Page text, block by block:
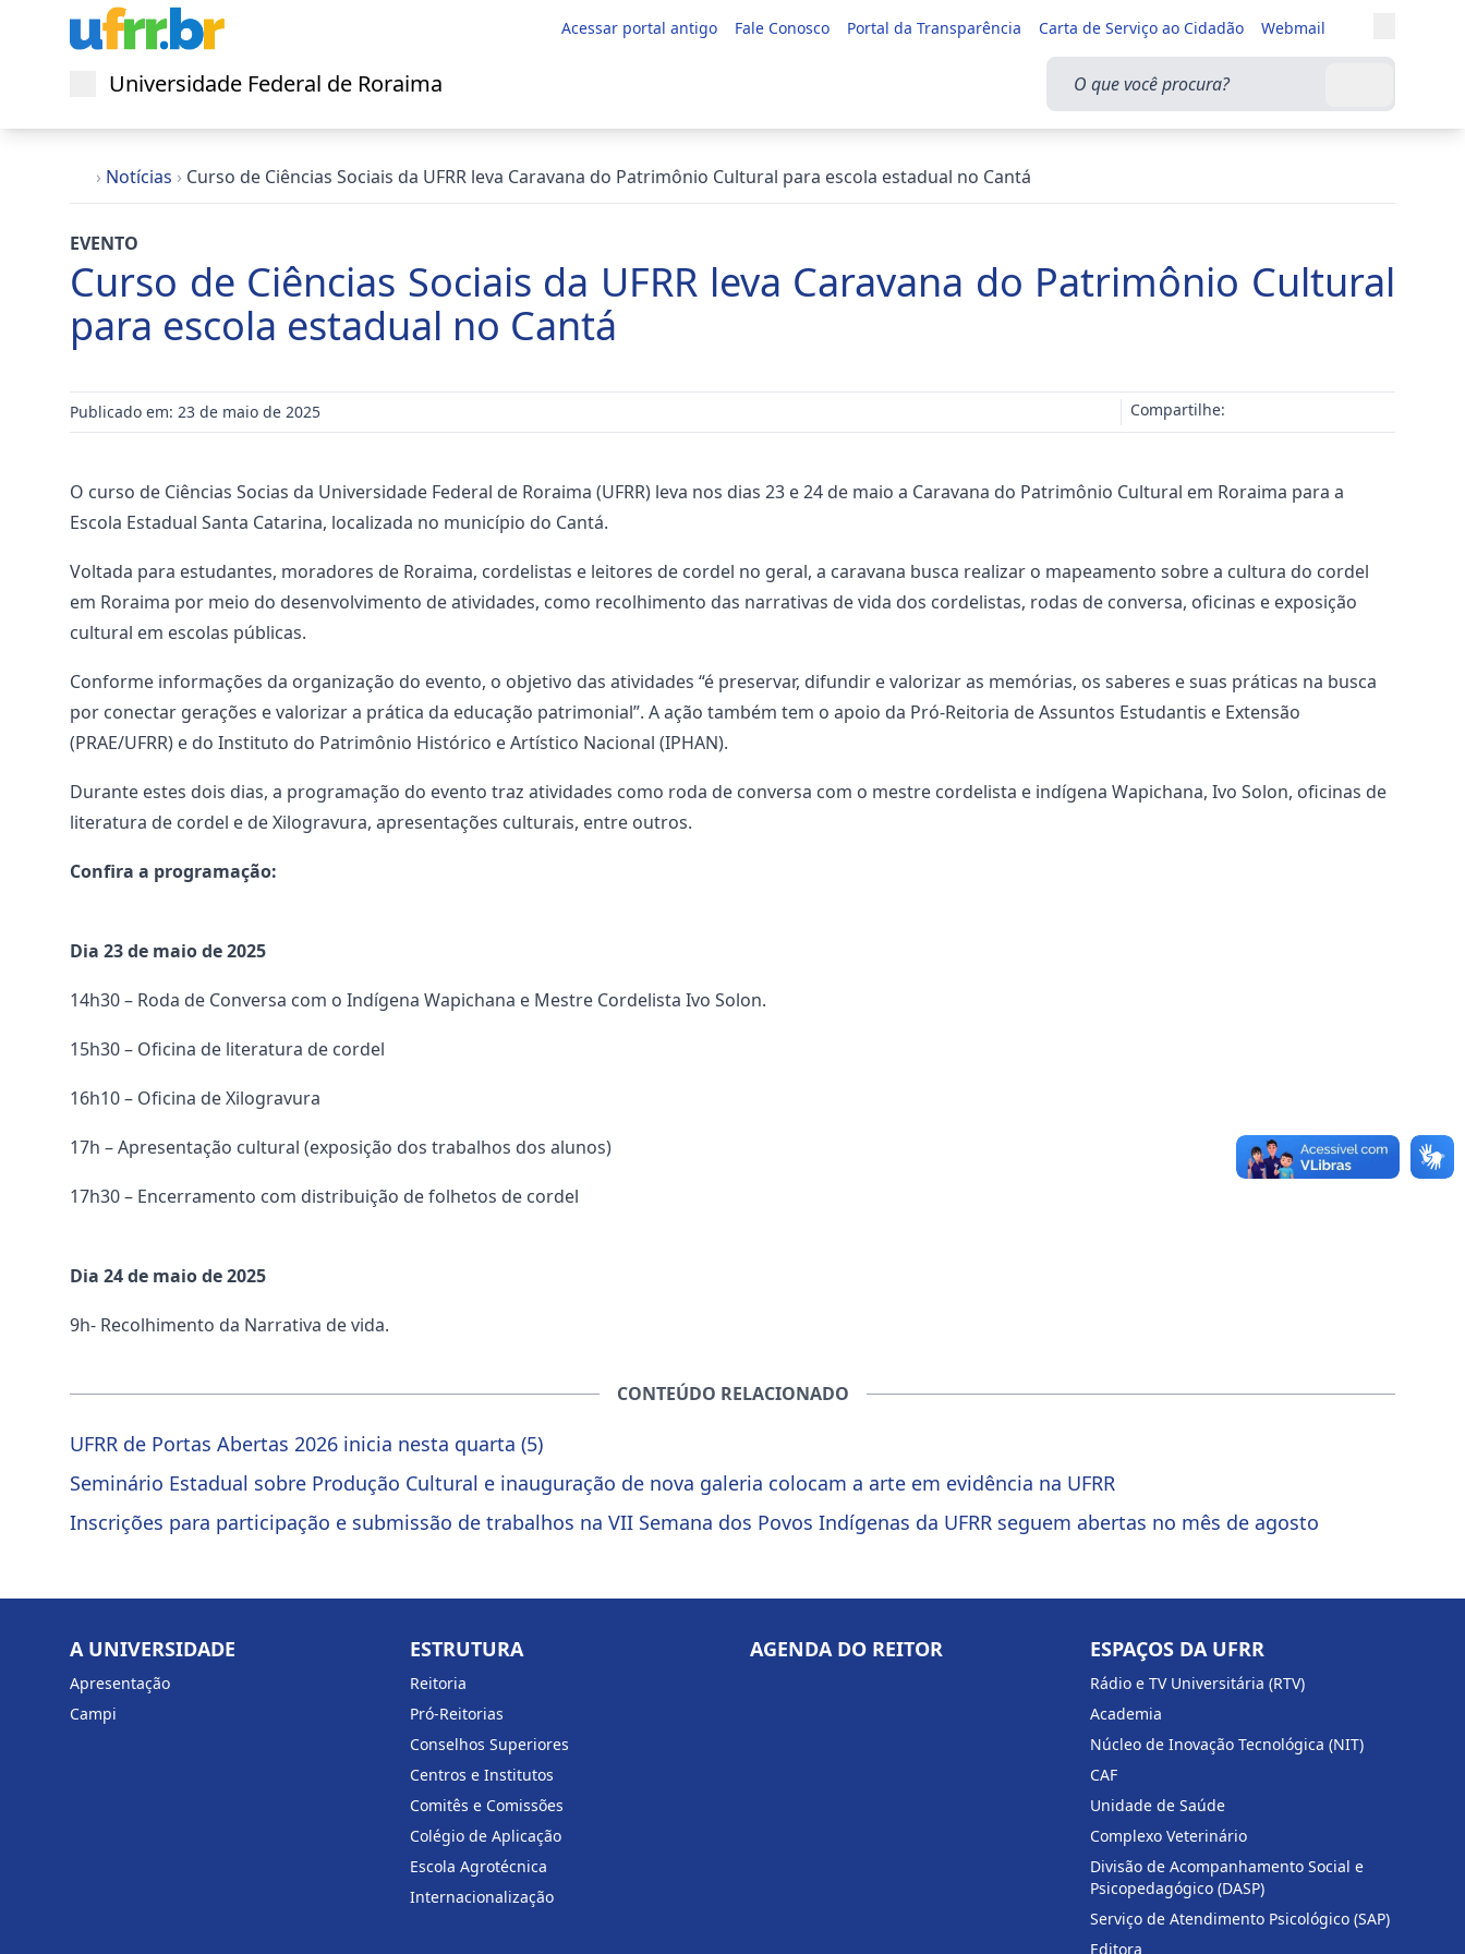
Acessar portal antigo Fale Conosco Portal da Transparência Carta de Serviço ao Cidadão Webmail
Alternar
Abrir menu
Universidade Federal de Roraima
O que você procura?
Buscar
› Notícias › Curso de Ciências Sociais da UFRR leva Caravana do Patrimônio Cultural para escola estadual no Cantá
EVENTO
Curso de Ciências Sociais da UFRR leva Caravana do Patrimônio Cultural
para escola estadual no Cantá
Publicado em: 23 de maio de 2025 Compartilhe:
O curso de Ciências Socias da Universidade Federal de Roraima (UFRR) leva nos dias 23 e 24 de maio a Caravana do Patrimônio Cultural em Roraima para a
Escola Estadual Santa Catarina, localizada no município do Cantá.
Voltada para estudantes, moradores de Roraima, cordelistas e leitores de cordel no geral, a caravana busca realizar o mapeamento sobre a cultura do cordel
em Roraima por meio do desenvolvimento de atividades, como recolhimento das narrativas de vida dos cordelistas, rodas de conversa, oficinas e exposição
cultural em escolas públicas.
Conforme informações da organização do evento, o objetivo das atividades “é preservar, difundir e valorizar as memórias, os saberes e suas práticas na busca
por conectar gerações e valorizar a prática da educação patrimonial”. A ação também tem o apoio da Pró-Reitoria de Assuntos Estudantis e Extensão
(PRAE/UFRR) e do Instituto do Patrimônio Histórico e Artístico Nacional (IPHAN).
Durante estes dois dias, a programação do evento traz atividades como roda de conversa com o mestre cordelista e indígena Wapichana, Ivo Solon, oficinas de
literatura de cordel e de Xilogravura, apresentações culturais, entre outros.
Confira a programação:
Dia 23 de maio de 2025
14h30 – Roda de Conversa com o Indígena Wapichana e Mestre Cordelista Ivo Solon.
15h30 – Oficina de literatura de cordel
16h10 – Oficina de Xilogravura
17h – Apresentação cultural (exposição dos trabalhos dos alunos)
17h30 – Encerramento com distribuição de folhetos de cordel
Dia 24 de maio de 2025
9h- Recolhimento da Narrativa de vida.
CONTEÚDO RELACIONADO
UFRR de Portas Abertas 2026 inicia nesta quarta (5)
Seminário Estadual sobre Produção Cultural e inauguração de nova galeria colocam a arte em evidência na UFRR
Inscrições para participação e submissão de trabalhos na VII Semana dos Povos Indígenas da UFRR seguem abertas no mês de agosto
A UNIVERSIDADE
Apresentação
Campi
ESTRUTURA
Reitoria
Pró-Reitorias
Conselhos Superiores
Centros e Institutos
Comitês e Comissões
Colégio de Aplicação
Escola Agrotécnica
Internacionalização
AGENDA DO REITOR ESPAÇOS DA UFRR
Rádio e TV Universitária (RTV)
Academia
Núcleo de Inovação Tecnológica (NIT)
CAF
Unidade de Saúde
Complexo Veterinário
Divisão de Acompanhamento Social e
Psicopedagógico (DASP)
Serviço de Atendimento Psicológico (SAP)
Editora